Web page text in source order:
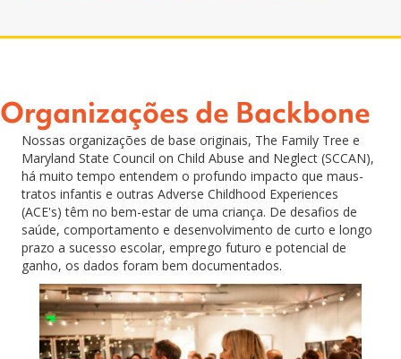
Organizações de Backbone
Nossas organizações de base originais, The Family Tree e
Maryland State Council on Child Abuse and Neglect (SCCAN),
há muito tempo entendem o profundo impacto que maus-
tratos infantis e outras Adverse Childhood Experiences
(ACE's) têm no bem-estar de uma criança. De desafios de
saúde, comportamento e desenvolvimento de curto e longo
prazo a sucesso escolar, emprego futuro e potencial de
ganho, os dados foram bem documentados.